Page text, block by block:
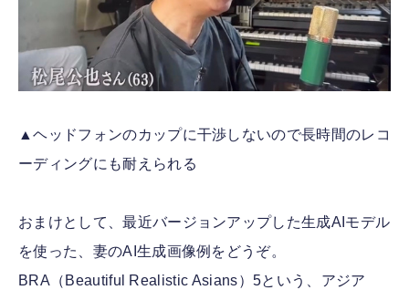
▲ヘッドフォンのカップに干渉しないので長時間のレコ
ーディングにも耐えられる
おまけとして、最近バージョンアップした生成AIモデル
を使った、妻のAI生成画像例をどうぞ。
BRA（Beautiful Realistic Asians）5という、アジア